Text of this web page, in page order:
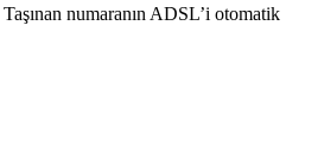
numaranın ADSL’i otomatik